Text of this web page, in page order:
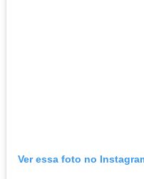
Ver essa foto no